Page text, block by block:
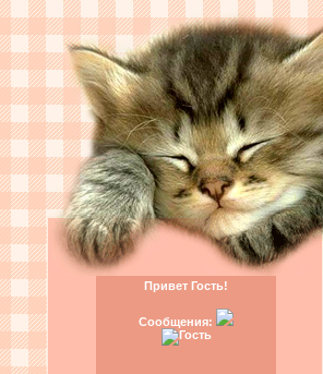
Привет Гость!
Сообщения: